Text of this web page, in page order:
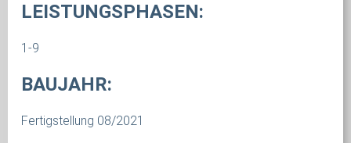
LEISTUNGSPHASEN:
1-9
BAUJAHR:
Fertigstellung 08/2021